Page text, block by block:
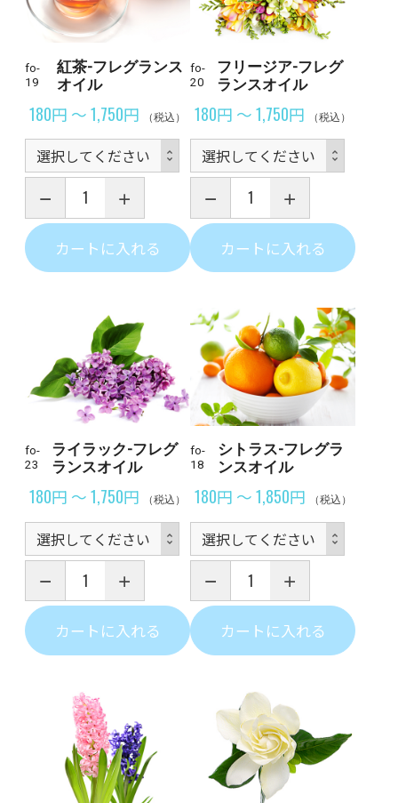
fo-
19
紅茶-フレグランス
オイル
180円 ～ 1,750円 （税込）
カートに入れる
fo-
20
フリージア-フレグ
ランスオイル
180円 ～ 1,750円 （税込）
カートに入れる
fo-
23
ライラック-フレグ
ランスオイル
180円 ～ 1,750円 （税込）
カートに入れる
fo-
18
シトラス-フレグラ
ンスオイル
180円 ～ 1,850円 （税込）
カートに入れる